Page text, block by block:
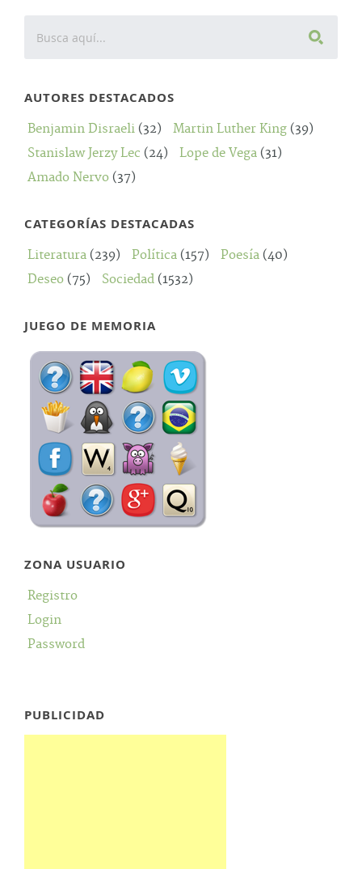
AUTORES DESTACADOS
Benjamin Disraeli (32) Martin Luther King (39)
Stanislaw Jerzy Lec (24) Lope de Vega (31)
Amado Nervo (37)
CATEGORÍAS DESTACADAS
Literatura (239) Política (157) Poesía (40)
Deseo (75) Sociedad (1532)
JUEGO DE MEMORIA
ZONA USUARIO
Registro
Login
Password
PUBLICIDAD